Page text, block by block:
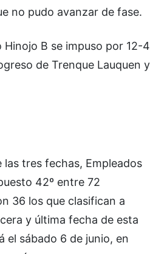
no pudo avanzar de fase.
Hinojo B se impuso por 12-4
de Trenque Lauquen y
las tres fechas, Empleados
42º entre 72
36 los que clasifican a
y última fecha de esta
el sábado 6 de junio, en